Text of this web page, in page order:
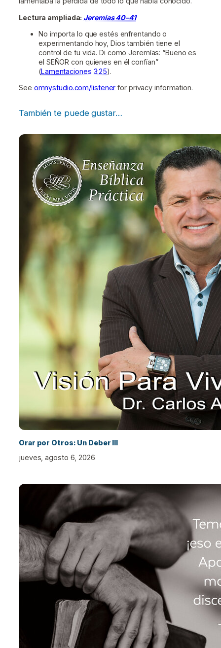
Lectura ampliada: Jeremías 40–41
No importa lo que estés enfrentando o
experimentando hoy, Dios también tiene el
control de tu vida. Di como Jeremías: “Bueno es
el SEÑOR con quienes en él confían”
(Lamentaciones 3:25).
See omnystudio.com/listener for privacy information.
También te puede gustar…
Orar por Otros: Un Deber III
jueves, agosto 6, 2026